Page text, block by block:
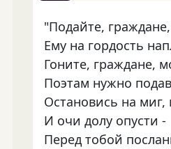
"Подайте, граждане,
Ему на гордость
Гоните, граждане,
Поэтам нужно
Остановись на
И очи долу опусти -
Перед тобой